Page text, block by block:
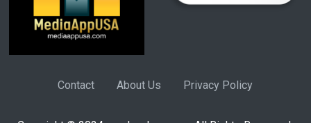
Contact About Us Privacy Policy